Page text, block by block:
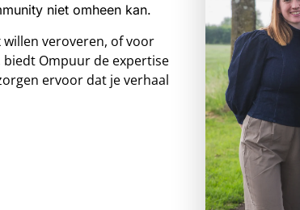
niet omheen kan.
veroveren, of voor
Ompuur de expertise
ervoor dat je verhaal